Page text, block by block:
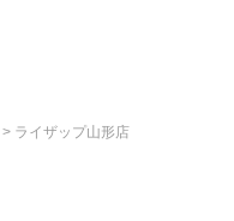
> ライザップ山形店